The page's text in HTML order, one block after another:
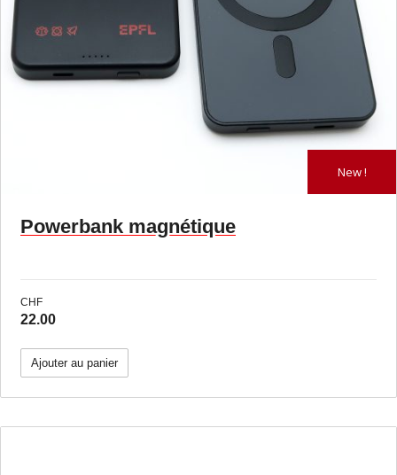
New !
Powerbank magnétique
CHF
22.00
Ajouter au panier
SKACH
Vintage (ancien logo)